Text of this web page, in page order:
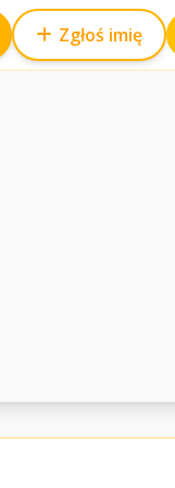
Zgłoś imię